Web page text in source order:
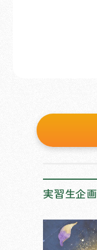
実習生企画